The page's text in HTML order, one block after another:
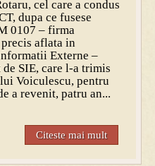
cel care a condus
dupa ce fusese
0107 – firma
aflata in
Externe –
SIE, care l-a trimis
Voiculescu, pentru
a revenit, patru an...
Citeste mai mult